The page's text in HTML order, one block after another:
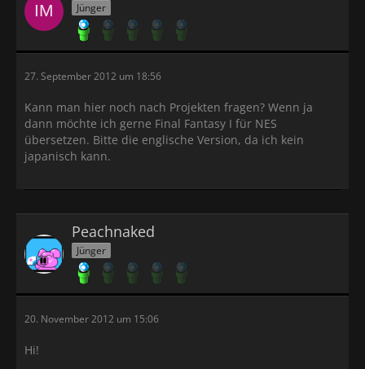
Jünger
27. September 2012 um 18:56
Kann man hier noch nach Projekten fragen? Wenn ja
dann möchte ich gerne Final Fantasy I für NES
übersetzen. Bitte die englische Version, da ich kein
japanisch kann.
Peachnaked
Jünger
20. November 2012 um 15:06
Hi!